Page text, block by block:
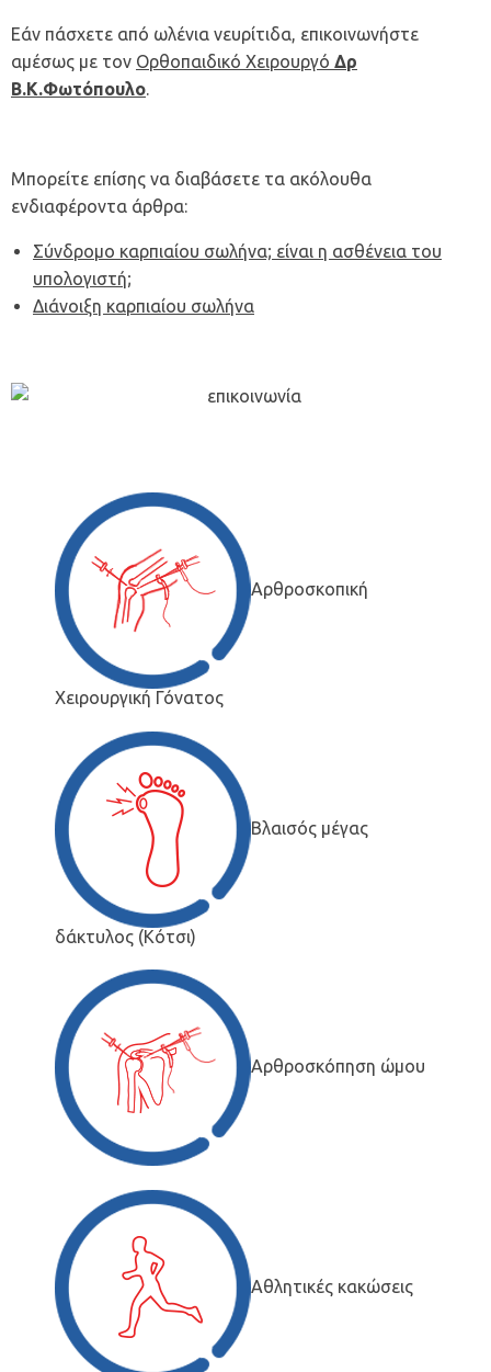
Εάν πάσχετε από ωλένια νευρίτιδα, επικοινωνήστε
αμέσως με τον Ορθοπαιδικό Χειρουργό Δρ
Β.Κ.Φωτόπουλο.
Μπορείτε επίσης να διαβάσετε τα ακόλουθα
ενδιαφέροντα άρθρα:
Σύνδρομο καρπιαίου σωλήνα; είναι η ασθένεια του
υπολογιστή;
Διάνοιξη καρπιαίου σωλήνα
Αρθροσκοπική
Χειρουργική Γόνατος
Βλαισός μέγας
δάκτυλος (Κότσι)
Αρθροσκόπηση ώμου
Αθλητικές κακώσεις